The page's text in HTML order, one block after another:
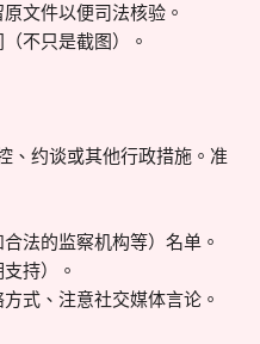
文件以便司法核验。
不只是截图）。
、约谈或其他行政措施。准
法的监察机构等）名单。
持）。
式、注意社交媒体言论。